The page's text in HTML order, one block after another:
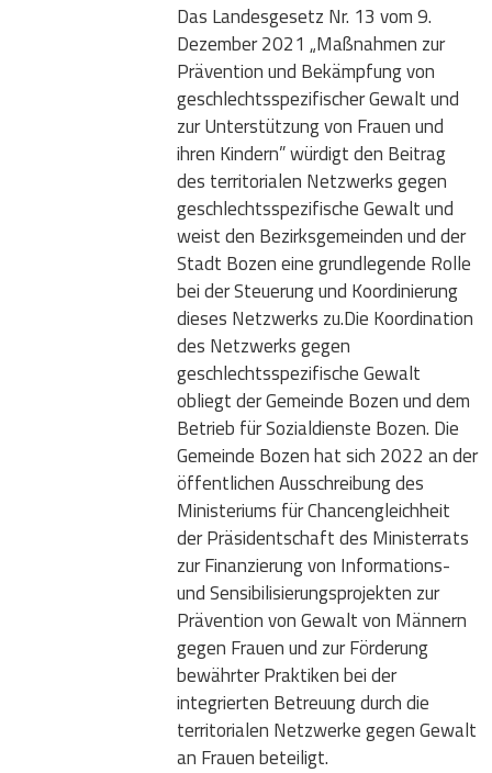
Das Landesgesetz Nr. 13 vom 9.
Dezember 2021 „Maßnahmen zur
Prävention und Bekämpfung von
geschlechtsspezifischer Gewalt und
zur Unterstützung von Frauen und
ihren Kindern” würdigt den Beitrag
des territorialen Netzwerks gegen
geschlechtsspezifische Gewalt und
weist den Bezirksgemeinden und der
Stadt Bozen eine grundlegende Rolle
bei der Steuerung und Koordinierung
dieses Netzwerks zu.Die Koordination
des Netzwerks gegen
geschlechtsspezifische Gewalt
obliegt der Gemeinde Bozen und dem
Betrieb für Sozialdienste Bozen. Die
Gemeinde Bozen hat sich 2022 an der
öffentlichen Ausschreibung des
Ministeriums für Chancengleichheit
der Präsidentschaft des Ministerrats
zur Finanzierung von Informations-
und Sensibilisierungsprojekten zur
Prävention von Gewalt von Männern
gegen Frauen und zur Förderung
bewährter Praktiken bei der
integrierten Betreuung durch die
territorialen Netzwerke gegen Gewalt
an Frauen beteiligt.